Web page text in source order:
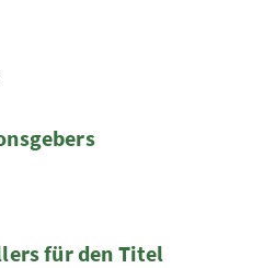
für den Titel